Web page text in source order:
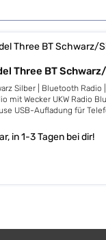
Three BT
Silber | Bluetooth Radio
mit Wecker UKW Radio
USB-Aufladung für
Antennen Maße: 114
in 1-3 Tagen bei dir!